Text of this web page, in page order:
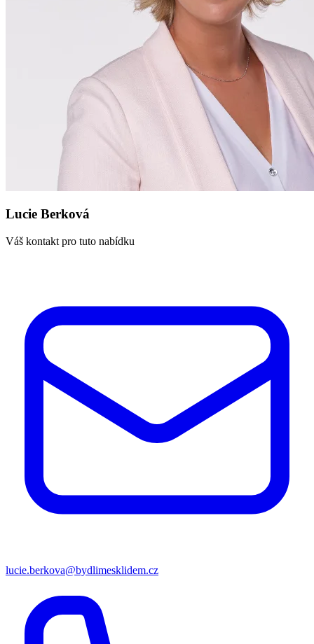
Lucie Berková
Váš kontakt pro tuto nabídku
lucie.berkova@bydlimesklidem.cz